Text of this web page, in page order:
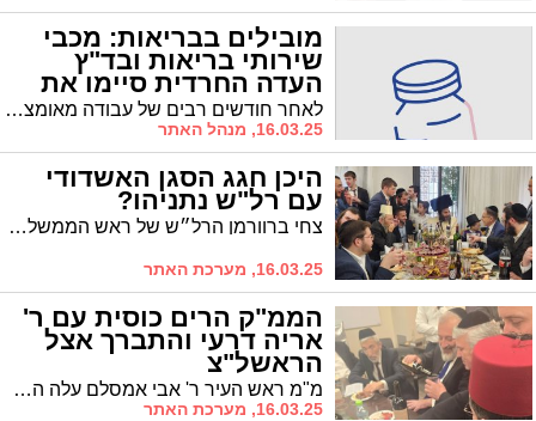
מובילים בבריאות: מכבי
שירותי בריאות ובד"ץ
העדה החרדית סיימו את
סימון התרופות הכשרות
לפסח
לאחר חודשים רבים של עבודה מאומצת מצד צוות רוקחים ורוקחות של מכבי שירותי בריאות, ברכו בימים האחרונים חברי ורבני בד"ץ העדה החרדית על סיום פרויקט הנגשת מדריך התרופות הכשרות לפסח תשפ"ה
16.03.25, מנהל האתר
היכן חגג הסגן האשדודי
עם רל"ש נתניהו?
צחי ברוורמן הרל״ש של ראש הממשלה נתניהו וסגן השר יענקי טסלר מאשדוד נצפו לפני שעה קלה בשמחת פורים אצל מוטי בבצ׳יק, רל"ש שר השיכון יצחק גולדקנופף
16.03.25, מערכת האתר
הממ"ק הרים כוסית עם ר'
אריה דרעי והתברך אצל
הראשל"צ
מ"מ ראש העיר ר' אבי אמסלם עלה הבוקר, שושן פורים, להתפלל תפילת שחרית יחד עם יו"ר תנועת ש"ס העולמית הרב אריה דרעי הי"ו ולאחל לו פורים דמוקפין שמח
16.03.25, מערכת האתר